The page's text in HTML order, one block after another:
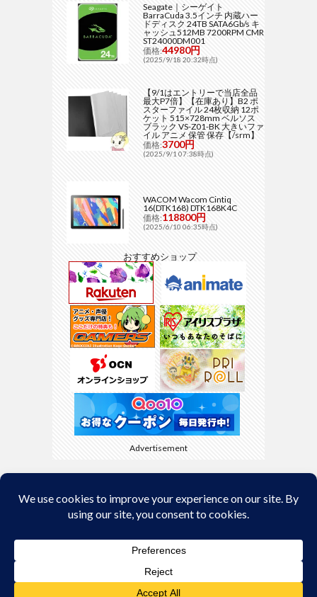
Seagate｜シーゲイト
BarraCuda 3.5インチ 内蔵ハー
ドディスク 24TB SATA6Gb/s キ
ャッシュ512MB 7200RPM CMR
ST24000DM001
価格:44980円
(2025/9/18 20:32時点)
【9/1はエントリーで当店全品
最大P7倍】【在庫あり】B2 ポ
スターファイル 24枚収納 12ポ
ケット 515×728mm ベルソス
ブラック VS-Z01-BK 大きいファ
イル アニメ 保管 保存【/srm】
価格:3700円
(2025/9/1 07:38時点)
WACOM Wacom Cintiq
16(DTK168) DTK168K4C
価格:118800円
(2025/6/10 06:35時点)
おすすめショップ
Advertisement
Back to Top
© Copyright 2026kyamaBlog